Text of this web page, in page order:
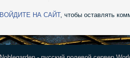
ВОЙДИТЕ НА САЙТ, чтобы оставлять